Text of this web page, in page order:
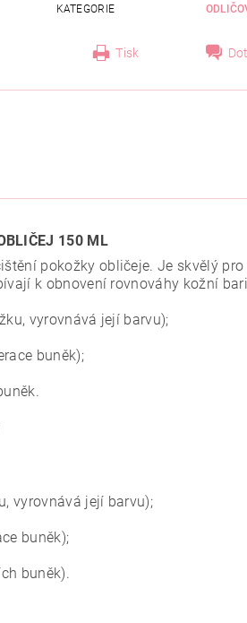
KATEGORIE
Tisk
150 ML
pokožky obličeje. Je skvělý
k obnovení rovnováhy kožní
vyrovnává její barvu);
buněk);
vyrovnává její barvu);
buněk);
buněk).